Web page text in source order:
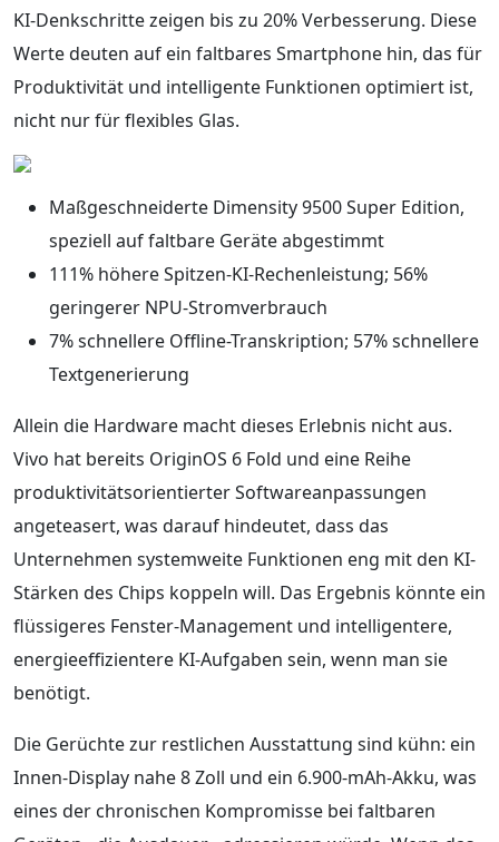
KI-Denkschritte zeigen bis zu 20% Verbesserung. Diese
Werte deuten auf ein faltbares Smartphone hin, das für
Produktivität und intelligente Funktionen optimiert ist,
nicht nur für flexibles Glas.
Maßgeschneiderte Dimensity 9500 Super Edition,
speziell auf faltbare Geräte abgestimmt
111% höhere Spitzen-KI-Rechenleistung; 56%
geringerer NPU-Stromverbrauch
7% schnellere Offline-Transkription; 57% schnellere
Textgenerierung
Allein die Hardware macht dieses Erlebnis nicht aus.
Vivo hat bereits OriginOS 6 Fold und eine Reihe
produktivitätsorientierter Softwareanpassungen
angeteasert, was darauf hindeutet, dass das
Unternehmen systemweite Funktionen eng mit den KI-
Stärken des Chips koppeln will. Das Ergebnis könnte ein
flüssigeres Fenster-Management und intelligentere,
energieeffizientere KI-Aufgaben sein, wenn man sie
benötigt.
Die Gerüchte zur restlichen Ausstattung sind kühn: ein
Innen-Display nahe 8 Zoll und ein 6.900-mAh-Akku, was
eines der chronischen Kompromisse bei faltbaren